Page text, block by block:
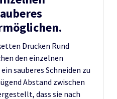
Drucken Rund
den einzelnen
sauberes Schneiden zu
Abstand zwischen
dass sie nach